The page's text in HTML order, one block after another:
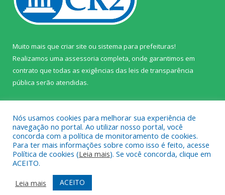
Muito mais que criar site ou sistema para prefeituras!
Realizamos uma assessoria completa, onde garantimos em
contrato que todas as exigências das leis de transparência
pública serão atendidas.
Todos os direitos reservados a Câmara Municipal de Prainha.
Mapa do Site
Acessar Área Administrativa
Acessar Webmail
Nós usamos cookies para melhorar sua experiência de
navegação no portal. Ao utilizar nosso portal, você
concorda com a política de monitoramento de cookies.
Para ter mais informações sobre como isso é feito, acesse
Política de cookies (Leia mais). Se você concorda, clique em
ACEITO.
Leia mais
ACEITO